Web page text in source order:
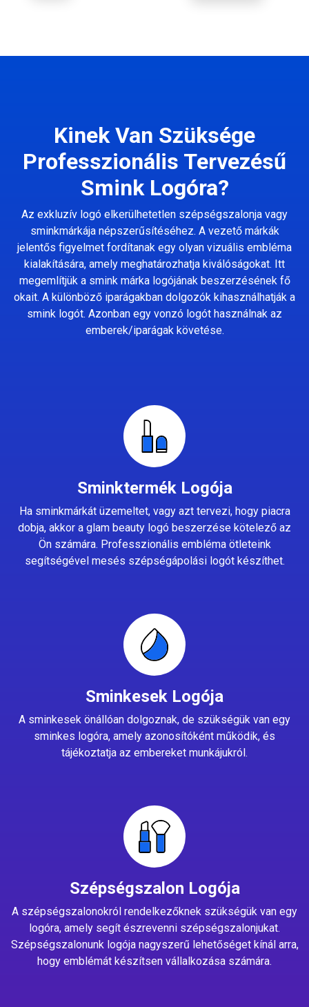
Kinek Van Szüksége
Professzionális Tervezésű
Smink Logóra?
Az exkluzív logó elkerülhetetlen szépségszalonja vagy
sminkmárkája népszerűsítéséhez. A vezető márkák
jelentős figyelmet fordítanak egy olyan vizuális embléma
kialakítására, amely meghatározhatja kiválóságokat. Itt
megemlítjük a smink márka logójának beszerzésének fő
okait. A különböző iparágakban dolgozók kihasználhatják a
smink logót. Azonban egy vonzó logót használnak az
emberek/iparágak követése.
Sminktermék Logója
Ha sminkmárkát üzemeltet, vagy azt tervezi, hogy piacra
dobja, akkor a glam beauty logó beszerzése kötelező az
Ön számára. Professzionális embléma ötleteink
segítségével mesés szépségápolási logót készíthet.
Sminkesek Logója
A sminkesek önállóan dolgoznak, de szükségük van egy
sminkes logóra, amely azonosítóként működik, és
tájékoztatja az embereket munkájukról.
Szépségszalon Logója
A szépségszalonokról rendelkezőknek szükségük van egy
logóra, amely segít észrevenni szépségszalonjukat.
Szépségszalonunk logója nagyszerű lehetőséget kínál arra,
hogy emblémát készítsen vállalkozása számára.